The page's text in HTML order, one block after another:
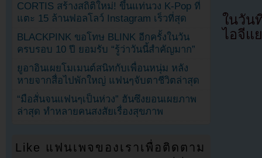
ในวัน
ไอจีแ
CORTIS สร้างสถิติใหม่! ขึ้นแท่นวง K-Pop ที่
แตะ 15 ล้านฟอลโลว์ Instagram เร็วที่สุด
BLACKPINK ขอโทษ BLINK อีกครั้งในวัน
ครบรอบ 10 ปี ยอมรับ “รู้ว่าวันนี้สำคัญมาก”
ยูอาอินเผยโมเมนต์สนิทกับเพื่อนหนุ่ม หลัง
หายจากสื่อไปพักใหญ่ แฟนๆจับตาชีวิตล่าสุด
“มือสั่นจนแฟนๆเป็นห่วง” ฮันซึงยอนเผยภาพ
ล่าสุด ทำหลายคนสงสัยเรื่องสุขภาพ
Like แฟนเพจของเราเพื่อติดตาม